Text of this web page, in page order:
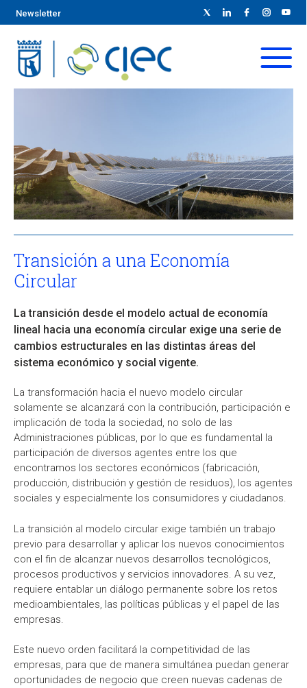
Newsletter
Transición a una Economía
Circular
La transición desde el modelo actual de economía
lineal hacia una economía circular exige una serie de
cambios estructurales en las distintas áreas del
sistema económico y social vigente.
La transformación hacia el nuevo modelo circular
solamente se alcanzará con la contribución, participación e
implicación de toda la sociedad, no solo de las
Administraciones públicas, por lo que es fundamental la
participación de diversos agentes entre los que
encontramos los sectores económicos (fabricación,
producción, distribución y gestión de residuos), los agentes
sociales y especialmente los consumidores y ciudadanos.
La transición al modelo circular exige también un trabajo
previo para desarrollar y aplicar los nuevos conocimientos
con el fin de alcanzar nuevos desarrollos tecnológicos,
procesos productivos y servicios innovadores. A su vez,
requiere entablar un diálogo permanente sobre los retos
medioambientales, las políticas públicas y el papel de las
empresas.
Este nuevo orden facilitará la competitividad de las
empresas, para que de manera simultánea puedan generar
oportunidades de negocio que creen nuevas cadenas de